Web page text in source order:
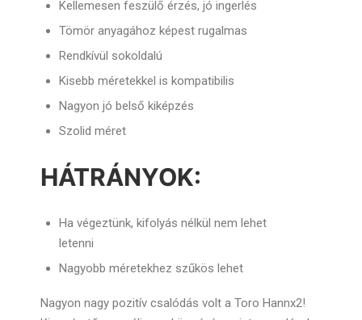
Kellemesen feszülő érzés, jó ingerlés
Tömör anyagához képest rugalmas
Rendkívül sokoldalú
Kisebb méretekkel is kompatibilis
Nagyon jó belső kiképzés
Szolid méret
HÁTRÁNYOK:
Ha végeztünk, kifolyás nélkül nem lehet
letenni
Nagyobb méretekhez szűkös lehet
Nagyon nagy pozitív csalódás volt a Toro Hannx2!